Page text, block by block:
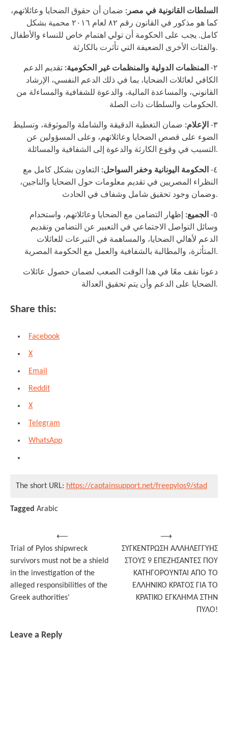
السلطات القانونية في مصر: ضمان أن حقوق الضحايا وعائلاتهم،
كما هو مذكور في القانون رقم ٨٢ لعام ٢٠١٦ محمية بشكل
كامل. يجب على الحكومة أن تولي اهتمام خاص للنساء والأطفال
والفئات الأخرى الضعيفة التي تأثرت بالكارثة.
٢- المنظمات الدولية والمنظمات غير الحكومية: تقديم الدعم
الكافي لعائلات الضحايا، بما في ذلك الدعم النفسي، الإرشاد
القانوني، والمساعدة المالية، والدعوة للشفافية والمساءلة من
الحكومات والسلطات ذات الصلة.
٣- الإعلام: ضمان التغطية الدقيقة والشاملة والموثوقة، وتسليط
الضوء على قصص الضحايا وعائلاتهم، وعلى المسؤولين عن
التسبب في وقوع الكارثة والدعوة إلى الشفافية والمسائلة.
٤- الحكومة اليونانية وخفر السواحل: التعاون بشكل كامل مع
النظراء المصريين في تقديم معلومات حول الضحايا والناجين،
وضمان وجود تحقيق شامل وشفاف في الحادث.
٥- الجميع: إظهار التضامن مع الضحايا وعائلاتهم، واستخدام
وسائل التواصل الاجتماعي في التعبير عن التضامن وتقديم
الدعم لأهالي الضحايا، والمساهمة في التبرعات للعائلات
المتأثرة، والمطالبة بالشفافية والعمل مع الحكومة المصرية.
دعونا نقف معًا في هذا الوقت الصعب لضمان حصول عائلات
الضحايا على الدعم وأن يتم تحقيق العدالة.
Share this:
Facebook
X
Email
Reddit
X
Telegram
WhatsApp
The short URL: https://captainsupport.net/freepylos9/stad
Tagged Arabic
navigation
⟵
Trial of Pylos shipwreck
survivors must not be a shield
in the investigation of the
alleged responsibilities of the
Greek authorities’
ΣΥΓΚΕΝΤΡΩΣΗ ΑΛΛΗΛΕΓΓΥΗΣ
ΣΤΟΥΣ 9 ΕΠΕΖΗΣΑΝΤΕΣ ΠΟΥ
ΚΑΤΗΓΟΡΟΥΝΤΑΙ ΑΠΟ ΤΟ
ΕΛΛΗΝΙΚΟ ΚΡΑΤΟΣ ΓΙΑ ΤΟ
ΚΡΑΤΙΚΟ ΕΓΚΛΗΜΑ ΣΤΗΝ
ΠΥΛΟ!
⟶
Leave a Reply